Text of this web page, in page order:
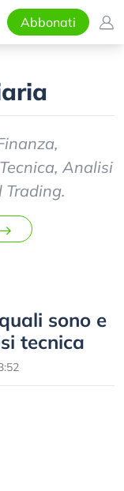
Abbonati
Analisi
Trading.
sono e
tecnica